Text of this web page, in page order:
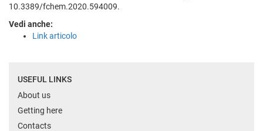
10.3389/fchem.2020.594009.
Vedi anche:
Link articolo
USEFUL LINKS
About us
Getting here
Contacts